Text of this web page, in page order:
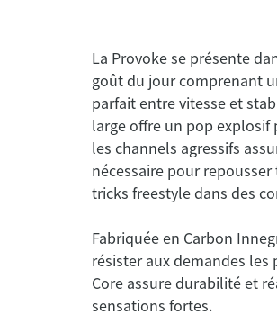
La Provoke se présente
goût du jour comprenant
parfait entre vitesse et
large offre un pop
les channels agressifs
nécessaire pour
tricks freestyle dans des
Fabriquée en Carbon
résister aux demandes
Core assure durabilité et
sensations fortes.